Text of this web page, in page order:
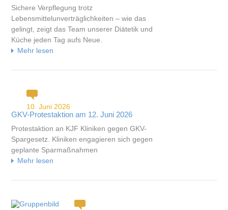
Sichere Verpflegung trotz
Lebensmittelunverträglichkeiten – wie das
gelingt, zeigt das Team unserer Diätetik und
Küche jeden Tag aufs Neue.
Mehr lesen
10. Juni 2026
GKV-Protestaktion am 12. Juni 2026
Protestaktion an KJF Kliniken gegen GKV-
Spargesetz. Kliniken engagieren sich gegen
geplante Sparmaßnahmen
Mehr lesen